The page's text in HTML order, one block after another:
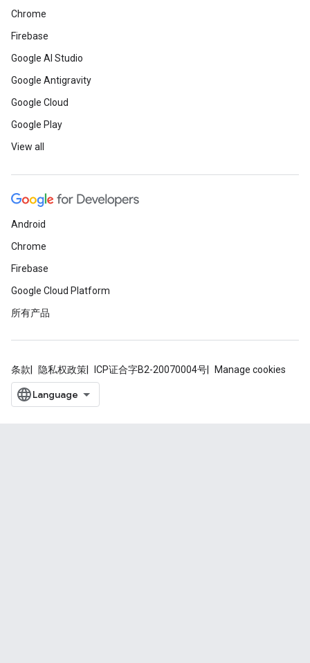
Chrome
Firebase
Google AI Studio
Google Antigravity
Google Cloud
Google Play
View all
Android
Chrome
Firebase
Google Cloud Platform
所有产品
条款 隐私权政策 ICP证合字B2-20070004号 Manage cookies